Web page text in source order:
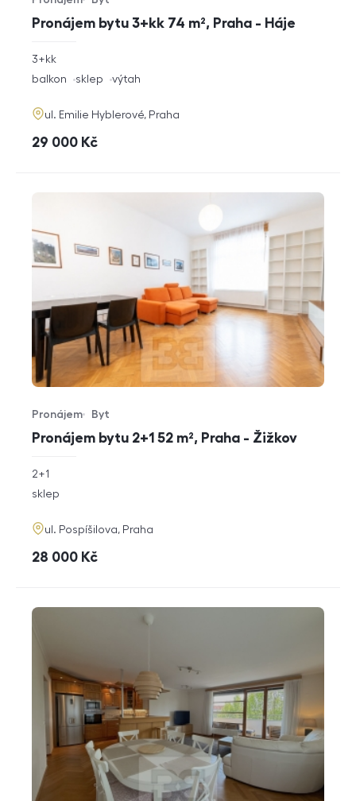
Pronájem bytu 3+kk 74 m², Praha - Háje
Typ nabídky
Typ nemovitosti
rozměry
3+kk
funkce
balkon sklep výtah
adresa
ul. Emilie Hyblerové, Praha
cena
29 000 Kč
Pronájem bytu 2+1 52 m², Praha - Žižkov
Typ nabídky
Pronájem
Typ nemovitosti
Byt
rozměry
2+1
funkce
sklep
adresa
ul. Pospíšilova, Praha
cena
28 000 Kč